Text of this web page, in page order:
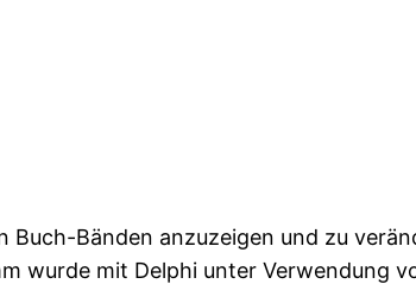
Bänden anzuzeigen und zu
wurde mit Delphi unter Verwendung